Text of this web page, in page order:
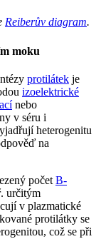
Reiberův diagram.
moku
protilátek je
izoelektrické
nebo
v séru i
heterogenitu
na
počet B-
určitým
v plazmatické
protilátky se
což se při